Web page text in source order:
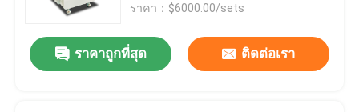
ราคา：$6000.00/sets
ราคาถูกที่สุด ติดต่อเรา